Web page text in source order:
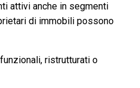
attivi anche in segmenti
di immobili possono
ristrutturati o